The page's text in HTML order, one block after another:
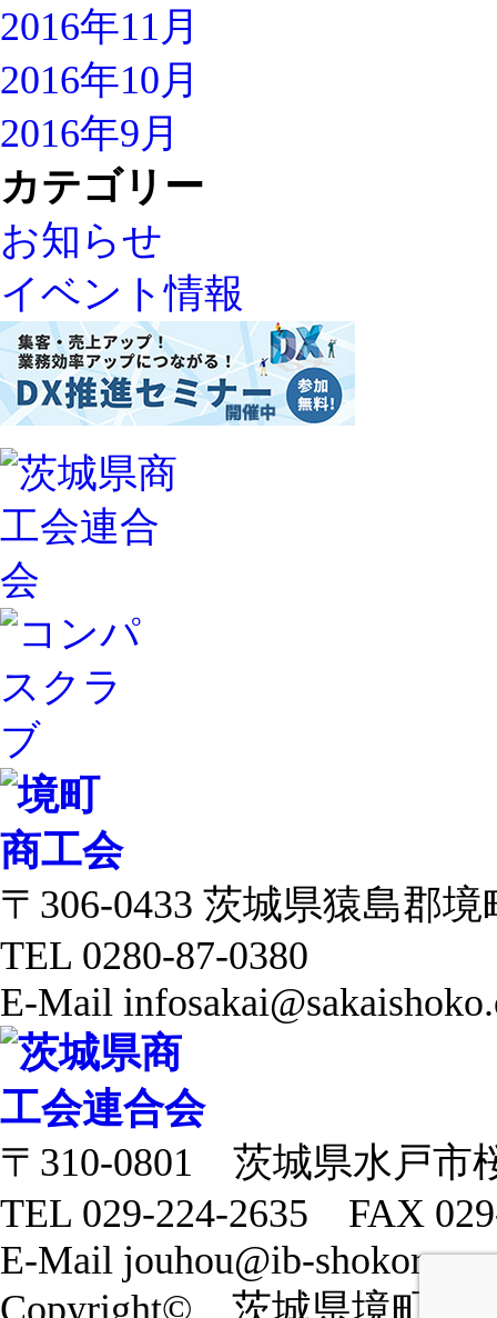
2016年11月
2016年10月
2016年9月
カテゴリー
お知らせ
イベント情報
〒306-0433 茨城県猿島郡境
TEL 0280-87-0380
E-Mail
〒310-0801 茨城県水戸市
TEL 029-224-2635 FAX
E-Mail jouhou@ib-
Copyright© 茨城県境町商